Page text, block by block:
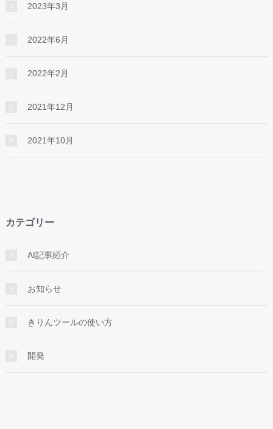
2023年3月
2022年6月
2022年2月
2021年12月
2021年10月
カテゴリー
AI記事紹介
お知らせ
きりんツールの使い方
開発